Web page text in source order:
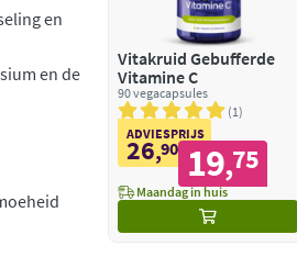
en
en de
Vitakruid Gebufferde
Vitamine C
90 vegacapsules
1
ADVIESPRIJS
26,90 19,75
Maandag in huis